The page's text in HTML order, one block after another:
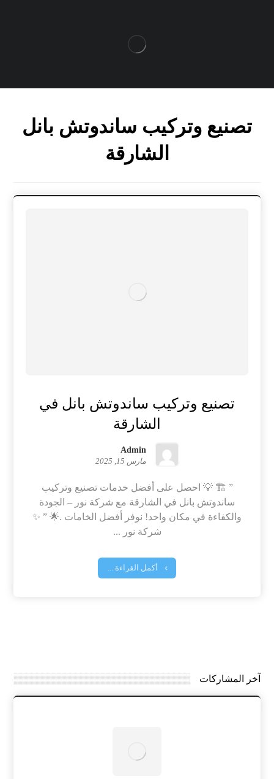
تصنيع وتركيب ساندوتش بانل
الشارقة
تصنيع وتركيب ساندوتش بانل في
الشارقة
Admin
مارس 15, 2025
” 🏗️ 💡 احصل على أفضل خدمات تصنيع وتركيب
ساندوتش بانل في الشارقة مع شركة نور – الجودة
والكفاءة في مكان واحد! نوفر أفضل الخامات .🌟 ” ✨
شركة نور ...
أكمل القراءة ...
آخر المشاركات